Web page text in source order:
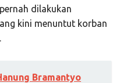
dilakukan
kini menuntut korban
Bramantyo